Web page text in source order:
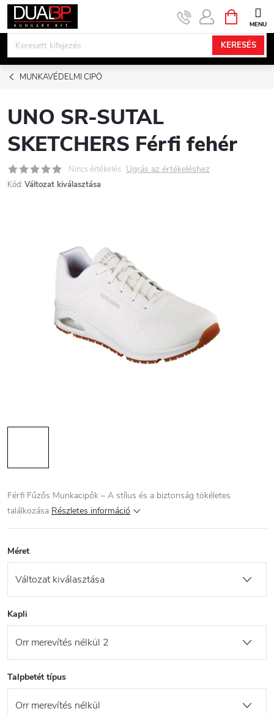
Ugrás
KERESÉS
KOSÁR
MUNKAVÉDELMI CIPÖ
UNO SR-SUTAL
SKETCHERS Férfi fehér
Nincs értékelés Ugrás az értékeléshez
Kód: Változat kiválasztása
Férfi Fűzős Munkacipők – A stílus és a biztonság tökéletes
találkozása Részletes információ
Méret
Kapli
Talpbetét típus